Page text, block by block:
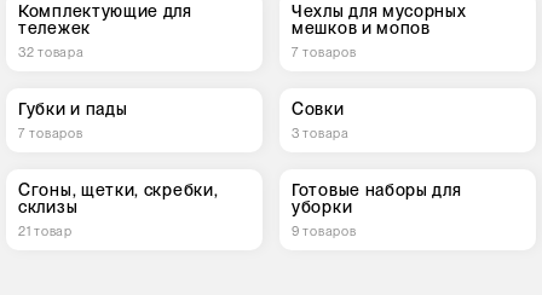
Комплектующие для
тележек
32 товара
Чехлы для мусорных
мешков и мопов
7 товаров
Губки и пады
7 товаров
Совки
3 товара
Сгоны, щетки, скребки,
склизы
21 товар
Готовые наборы для
уборки
9 товаров